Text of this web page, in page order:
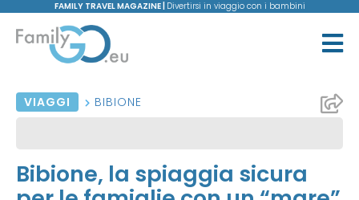
FAMILY TRAVEL MAGAZINE | Divertirsi in viaggio con i bambini
VIAGGI BIBIONE
Bibione, la spiaggia sicura